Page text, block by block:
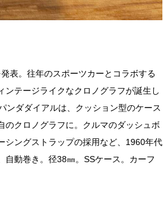
表。往年のスポーツカーとコラボする
テージライクなクロノグラフが誕生し
ンダダイアルは、クッション型のケース
のクロノグラフに。クルマのダッシュボ
シングストラップの採用など、1960年代
動巻き。径38㎜。SSケース。カーフ